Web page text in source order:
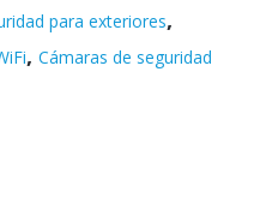
para exteriores,
, Cámaras de seguridad